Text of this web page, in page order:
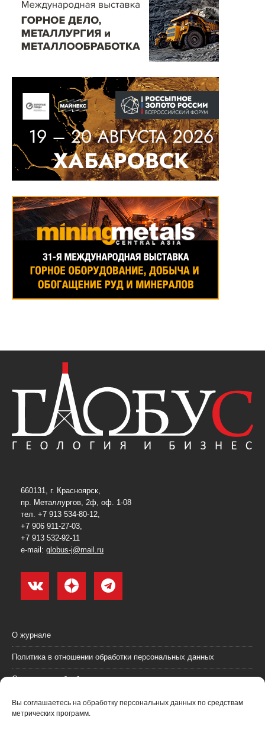
Вы соглашаетесь на обработку персональных данных по средствам
метрических программ.
660131, г. Красноярск,
пр. Металлургов, 2ф, оф. 1-08
тел. +7 913 534-80-12,
+7 906 911-27-03,
+7 913 532-92-11
e-mail: globus-j@mail.ru
О журнале
Политика в отношении обработки персональных данных
Согласие на обработку персональных данных
Пользовательское соглашение (оферта)